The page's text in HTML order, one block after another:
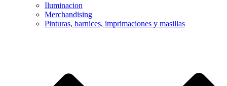
Iluminacion
Merchandising
Pinturas, barnices, imprimaciones y masillas